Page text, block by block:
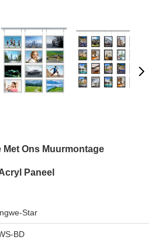
Ons Muurmontage
Paneel
Star
BD